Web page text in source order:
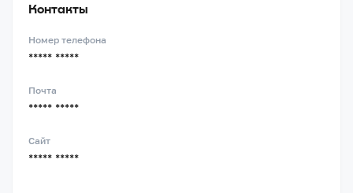
Контакты
Номер телефона
***** *****
Почта
***** *****
Сайт
***** *****